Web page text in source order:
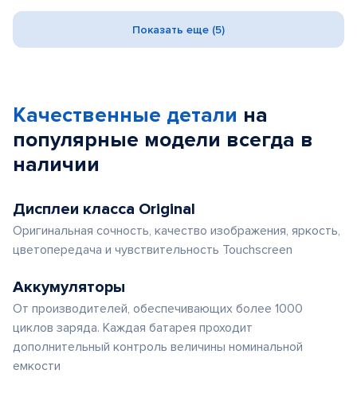
Показать еще (5)
Качественные детали на
популярные модели всегда в
наличии
Дисплеи класса Original
Оригинальная сочность, качество изображения, яркость,
цветопередача и чувствительность Touchscreen
Аккумуляторы
От производителей, обеспечивающих более 1000
циклов заряда. Каждая батарея проходит
дополнительный контроль величины номинальной
емкости